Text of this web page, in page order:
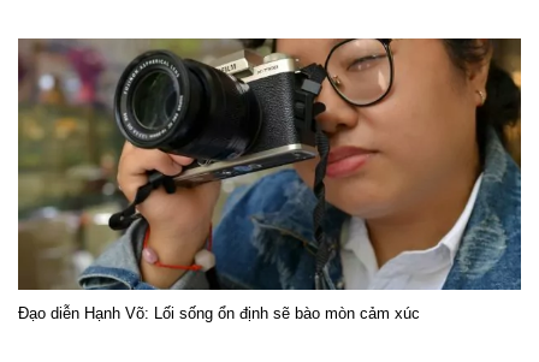
Đạo diễn Hạnh Võ: Lối sống ổn định sẽ bào mòn cảm xúc